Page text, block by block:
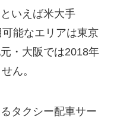
いえば米大手
可能なエリアは東京
・大阪では2018年
ん。
タクシー配車サー